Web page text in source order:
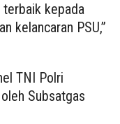
terbaik kepada
kelancaran PSU,”
TNI Polri
Subsatgas